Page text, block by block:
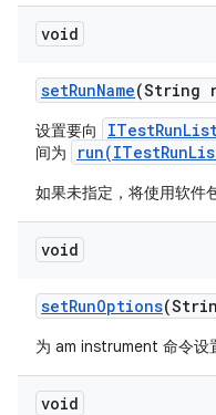
void
setRunName(String
设置要向
间为
如果未指定，将使用软件
void
setRunOptions
为 am instrument 命令设
void